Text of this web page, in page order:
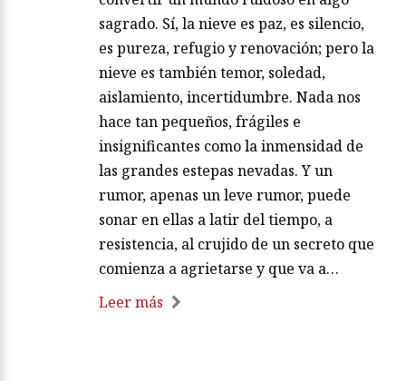
sagrado. Sí, la nieve es paz, es silencio,
es pureza, refugio y renovación; pero la
nieve es también temor, soledad,
aislamiento, incertidumbre. Nada nos
hace tan pequeños, frágiles e
insignificantes como la inmensidad de
las grandes estepas nevadas. Y un
rumor, apenas un leve rumor, puede
sonar en ellas a latir del tiempo, a
resistencia, al crujido de un secreto que
comienza a agrietarse y que va a…
Leer más